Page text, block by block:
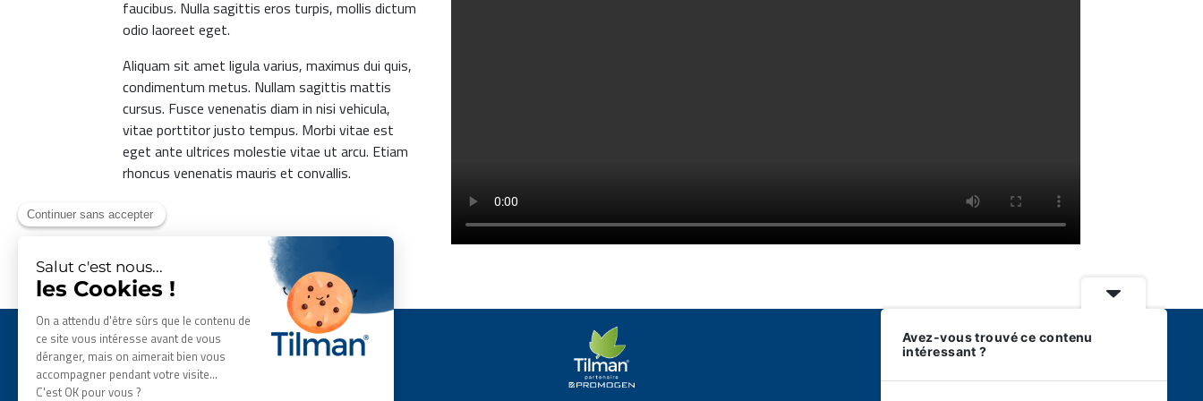
faucibus. Nulla sagittis eros turpis, mollis dictum
odio laoreet eget.
Aliquam sit amet ligula varius, maximus dui quis,
condimentum metus. Nullam sagittis mattis
cursus. Fusce venenatis diam in nisi vehicula,
vitae porttitor justo tempus. Morbi vitae est
eget ante ultrices molestie vitae ut arcu. Etiam
rhoncus venenatis mauris et convallis.
Avez-vous trouvé ce contenu
intéressant ?